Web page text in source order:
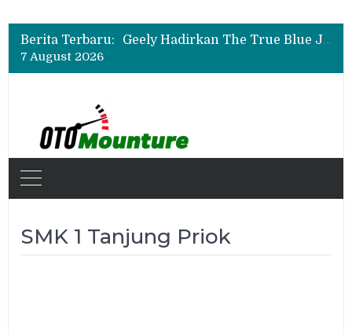
Berita Terbaru:
Bukan Sekadar Sporty, Ini Alasan Suzuki Fronx SGX Hybrid Kuro Layak Dilirik
Geely Hadirkan The True Blue Journey, Fans Bisa Dapat Tiket Chelsea vs AC Milan
Bukan Sekadar Sporty, Ini Alasan Suzuki Fronx SGX Hybrid Kuro Layak Dilirik
7 August 2026
SMK 1 Tanjung Priok